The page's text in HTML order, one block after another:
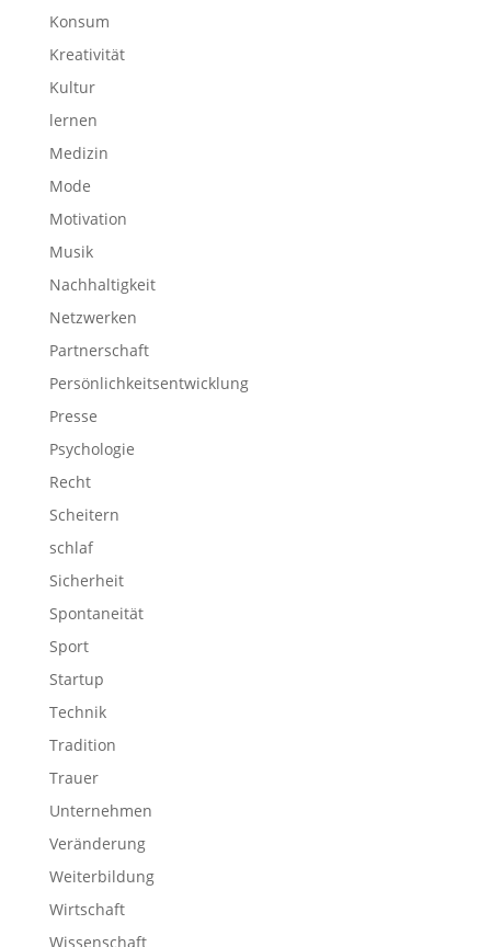
Konsum
Kreativität
Kultur
lernen
Medizin
Mode
Motivation
Musik
Nachhaltigkeit
Netzwerken
Partnerschaft
Persönlichkeitsentwicklung
Presse
Psychologie
Recht
Scheitern
schlaf
Sicherheit
Spontaneität
Sport
Startup
Technik
Tradition
Trauer
Unternehmen
Veränderung
Weiterbildung
Wirtschaft
Wissenschaft